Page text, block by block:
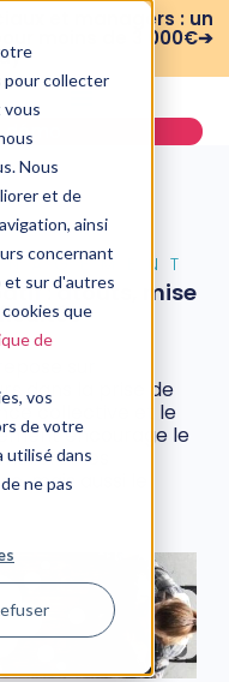
pour collecter
vous
Nous
et de
ainsi
concernant
et sur d'autres
que
de
vos
de votre
utilisé dans
ne pas
et managers : un
moins de 3 000€➔
: atouts, mise
sur
dans la prise de
collective et le
encourage le
les
mais aussi le